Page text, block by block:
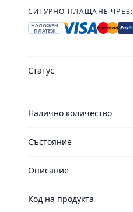
СИГУРНО ПЛАЩАНЕ ЧРЕЗ:
НАЛОЖЕН
ПЛАТЕЖ
Статус
Налично количество
Състояние
Описание
Код на продукта